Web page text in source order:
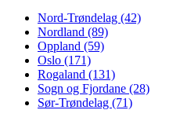
Nord-Trøndelag (42)
Nordland (89)
Oppland (59)
Oslo (171)
Rogaland (131)
Sogn og Fjordane (28)
Sør-Trøndelag (71)